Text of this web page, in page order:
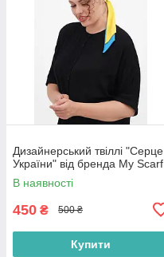
Дизайнерський твіллі "Серце
України" від бренда My Scarf
В наявності
450 ₴ 500 ₴
Купити